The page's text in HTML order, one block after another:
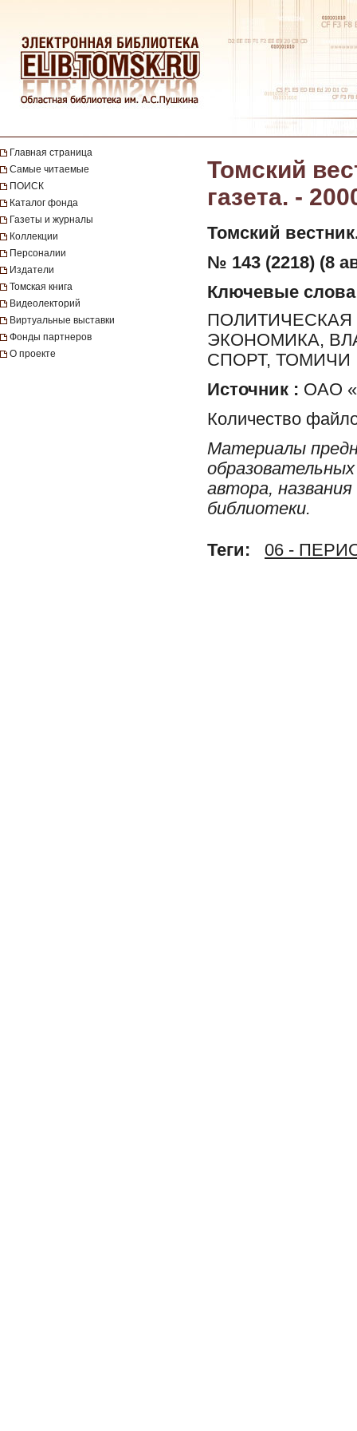
Главная страница
Самые читаемые
ПОИСК
Каталог фонда
Газеты и журналы
Коллекции
Персоналии
Издатели
Томская книга
Видеолекторий
Виртуальные выставки
Фонды партнеров
О проекте
Томский
газета. -
Томский
№ 143 (2218) (8
Ключевые слова
ЭКОНОМИКА,
СПОРТ, ТОМИЧИ
Источник : ОАО
Количество
Материалы
автора,
библиотеки.
Теги: 06 -